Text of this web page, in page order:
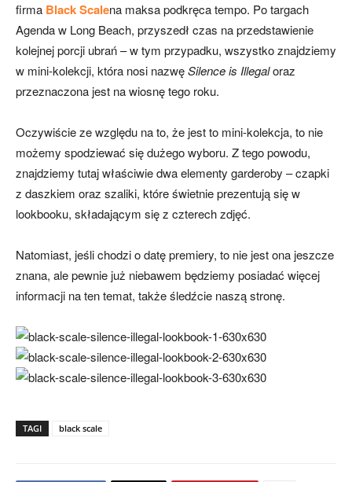
firma Black Scalena maksa podkręca tempo. Po targach
Agenda w Long Beach, przyszedł czas na przedstawienie
kolejnej porcji ubrań – w tym przypadku, wszystko znajdziemy
w mini-kolekcji, która nosi nazwęSilence is Illegaloraz
przeznaczona jest na wiosnę tego roku.
Oczywiście ze względu na to, że jest to mini-kolekcja, to nie
możemy spodziewać się dużego wyboru. Z tego powodu,
znajdziemy tutaj właściwie dwa elementy garderoby – czapki
z daszkiem oraz szaliki, które świetnie prezentują się w
lookbooku, składającym się z czterech zdjęć.
Natomiast, jeśli chodzi o datę premiery, to nie jest ona jeszcze
znana, ale pewnie już niebawem będziemy posiadać więcej
informacji na ten temat, także śledźcie naszą stronę.
TAGI black scale